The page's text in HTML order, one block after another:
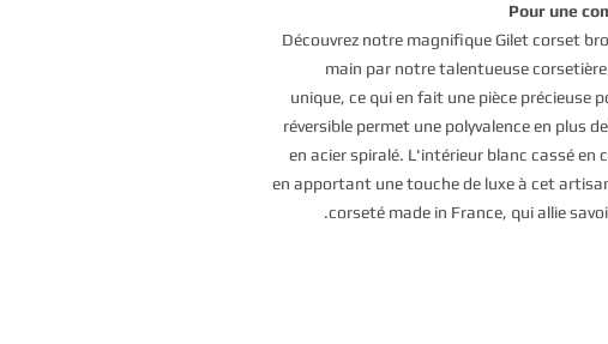
Pour une
Découvrez notre magnifique Gilet corset
main par notre talentueuse
unique, ce qui en fait une pièce précieuse
réversible permet une polyvalence en plus
en acier spiralé. L'intérieur blanc cassé
en apportant une touche de luxe à cet
corseté made in France, qui allie